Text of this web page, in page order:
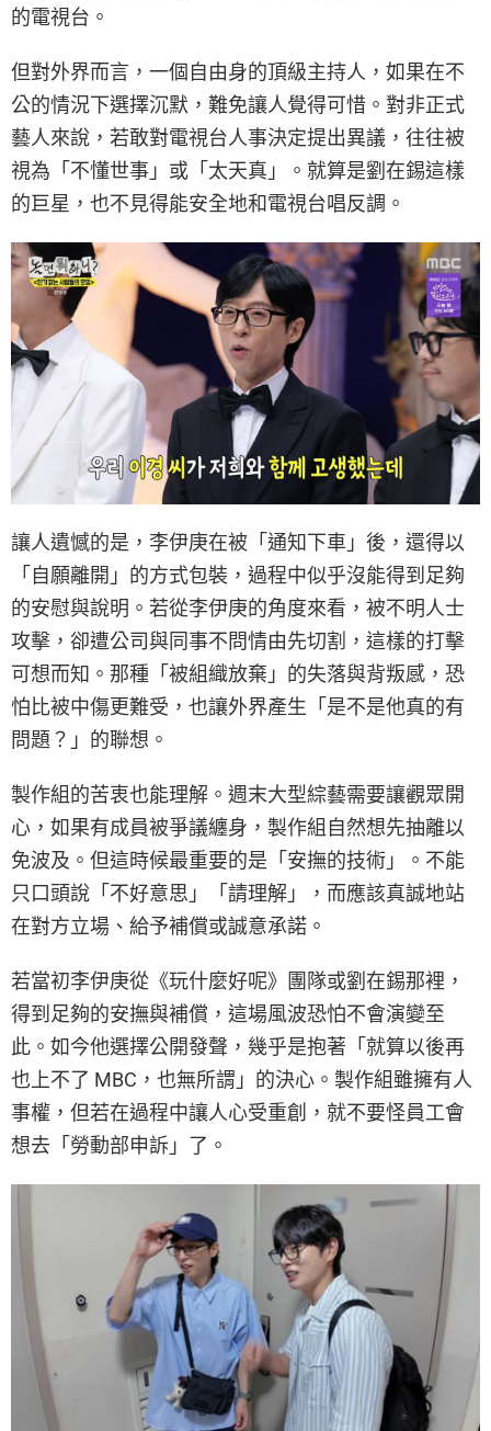
的電視台。
但對外界而言，一個自由身的頂級主持人，如果在不
公的情況下選擇沉默，難免讓人覺得可惜。對非正式
藝人來說，若敢對電視台人事決定提出異議，往往被
視為「不懂世事」或「太天真」。就算是劉在錫這樣
的巨星，也不見得能安全地和電視台唱反調。
讓人遺憾的是，李伊庚在被「通知下車」後，還得以
「自願離開」的方式包裝，過程中似乎沒能得到足夠
的安慰與說明。若從李伊庚的角度來看，被不明人士
攻擊，卻遭公司與同事不問情由先切割，這樣的打擊
可想而知。那種「被組織放棄」的失落與背叛感，恐
怕比被中傷更難受，也讓外界產生「是不是他真的有
問題？」的聯想。
製作組的苦衷也能理解。週末大型綜藝需要讓觀眾開
心，如果有成員被爭議纏身，製作組自然想先抽離以
免波及。但這時候最重要的是「安撫的技術」。不能
只口頭說「不好意思」「請理解」，而應該真誠地站
在對方立場、給予補償或誠意承諾。
若當初李伊庚從《玩什麼好呢》團隊或劉在錫那裡，
得到足夠的安撫與補償，這場風波恐怕不會演變至
此。如今他選擇公開發聲，幾乎是抱著「就算以後再
也上不了 MBC，也無所謂」的決心。製作組雖擁有人
事權，但若在過程中讓人心受重創，就不要怪員工會
想去「勞動部申訴」了。